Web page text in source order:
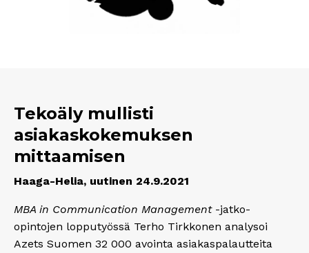
Tekoäly mullisti
asiakaskokemuksen
mittaamisen
Haaga-Helia, uutinen 24.9.2021
MBA in Communication Management-jatko-
opintojen lopputyössä Terho Tirkkonen analysoi
Azets Suomen 32 000 avointa asiakaspalautteita